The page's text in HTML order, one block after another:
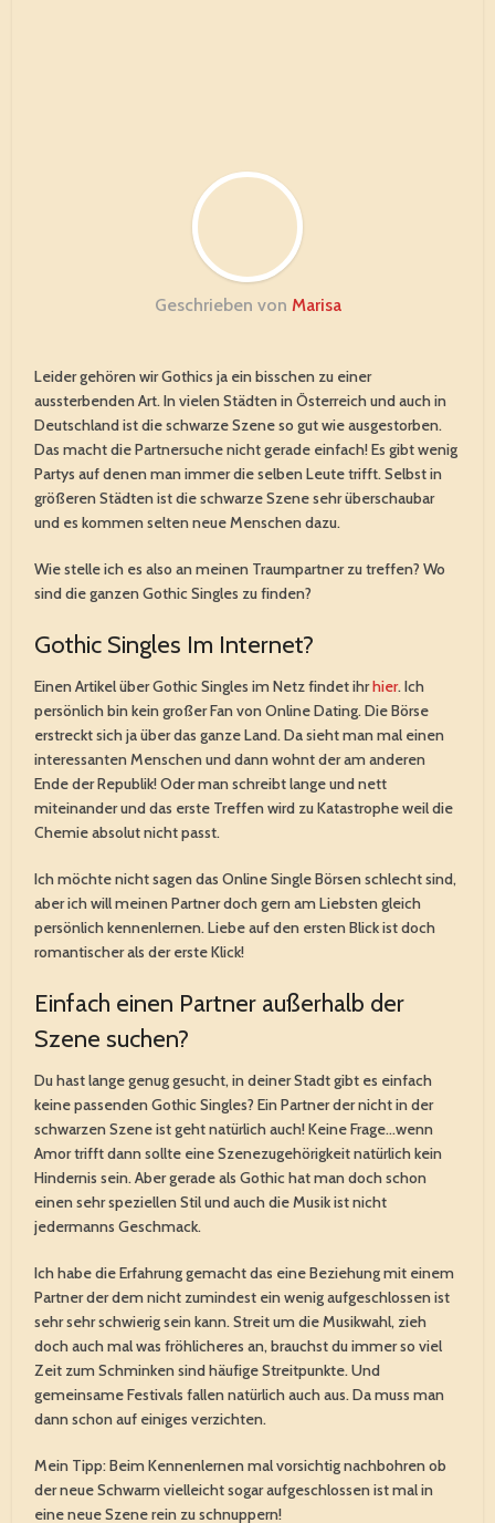
Geschrieben von Marisa
Leider gehören wir Gothics ja ein bisschen zu einer
aussterbenden Art. In vielen Städten in Österreich und auch in
Deutschland ist die schwarze Szene so gut wie ausgestorben.
Das macht die Partnersuche nicht gerade einfach! Es gibt wenig
Partys auf denen man immer die selben Leute trifft. Selbst in
größeren Städten ist die schwarze Szene sehr überschaubar
und es kommen selten neue Menschen dazu.
Wie stelle ich es also an meinen Traumpartner zu treffen? Wo
sind die ganzen Gothic Singles zu finden?
Gothic Singles Im Internet?
Einen Artikel über Gothic Singles im Netz findet ihrhier. Ich
persönlich bin kein großer Fan von Online Dating. Die Börse
erstreckt sich ja über das ganze Land. Da sieht man mal einen
interessanten Menschen und dann wohnt der am anderen
Ende der Republik! Oder man schreibt lange und nett
miteinander und das erste Treffen wird zu Katastrophe weil die
Chemie absolut nicht passt.
Ich möchte nicht sagen das Online Single Börsen schlecht sind,
aber ich will meinen Partner doch gern am Liebsten gleich
persönlich kennenlernen. Liebe auf den ersten Blick ist doch
romantischer als der erste Klick!
Einfach einen Partner außerhalb der
Szene suchen?
Du hast lange genug gesucht, in deiner Stadt gibt es einfach
keine passenden Gothic Singles? Ein Partner der nicht in der
schwarzen Szene ist geht natürlich auch! Keine Frage…wenn
Amor trifft dann sollte eine Szenezugehörigkeit natürlich kein
Hindernis sein. Aber gerade als Gothic hat man doch schon
einen sehr speziellen Stil und auch die Musik ist nicht
jedermanns Geschmack.
Ich habe die Erfahrung gemacht das eine Beziehung mit einem
Partner der dem nicht zumindest ein wenig aufgeschlossen ist
sehr sehr schwierig sein kann. Streit um die Musikwahl, zieh
doch auch mal was fröhlicheres an, brauchst du immer so viel
Zeit zum Schminken sind häufige Streitpunkte. Und
gemeinsame Festivals fallen natürlich auch aus. Da muss man
dann schon auf einiges verzichten.
Mein Tipp: Beim Kennenlernen mal vorsichtig nachbohren ob
der neue Schwarm vielleicht sogar aufgeschlossen ist mal in
eine neue Szene rein zu schnuppern!